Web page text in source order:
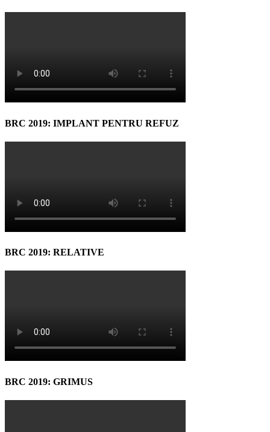
BRC 2019: IMPLANT PENTRU REFUZ
BRC 2019: RELATIVE
BRC 2019: GRIMUS